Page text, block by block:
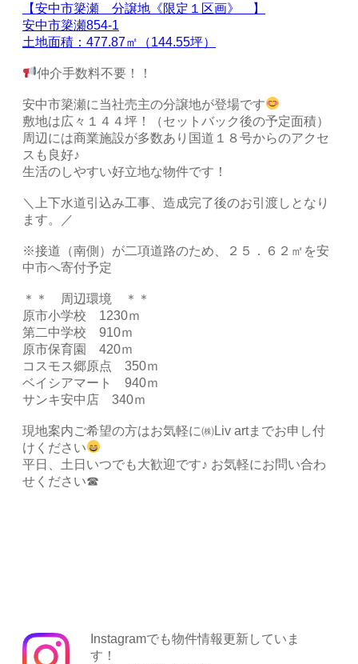
【安中市簗瀬 分譲地《限定１区画》 】
安中市簗瀬854-1
土地面積：477.87㎡（144.55坪）
仲介手数料不要！！
安中市簗瀬に当社売主の分譲地が登場です
敷地は広々１４４坪！（セットバック後の予定面積）
周辺には商業施設が多数あり国道１８号からのアクセ
スも良好♪
生活のしやすい好立地な物件です！
＼上下水道引込み工事、造成完了後のお引渡しとなり
ます。／
※接道（南側）が二項道路のため、２５．６２㎡を安
中市へ寄付予定
＊＊ 周辺環境 ＊＊
原市小学校 1230ｍ
第二中学校 910ｍ
原市保育園 420ｍ
コスモス郷原点 350ｍ
ベイシアマート 940ｍ
サンキ安中店 340ｍ
現地案内ご希望の方はお気軽に㈱Liv artまでお申し付
けください
平日、土日いつでも大歓迎です♪ お気軽にお問い合わ
せください☎
Instagramでも物件情報更新していま
す！